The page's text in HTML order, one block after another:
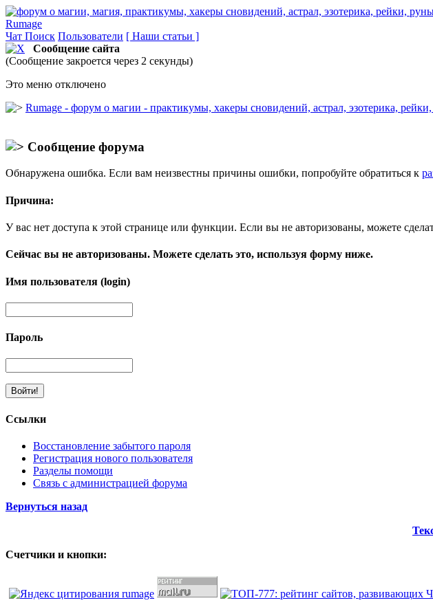
Rumage
Чат Поиск Пользователи [ Наши статьи ]
Сообщение сайта
(Сообщение закроется через 2 секунды)
Это меню отключено
Rumage - форум о магии - практикумы, хакеры сновидений, астрал, эзотерика,
Сообщение форума
Обнаружена ошибка. Если вам неизвестны причины ошибки, попробуйте обратиться к
Причина:
У вас нет доступа к этой странице или функции. Если вы не авторизованы, можете
Сейчас вы не авторизованы. Можете сделать это, используя форму ниже.
Имя пользователя (login)
Пароль
Ссылки
Восстановление забытого пароля
Регистрация нового пользователя
Разделы помощи
Связь с администрацией форума
Вернуться назад
Счетчики и кнопки: